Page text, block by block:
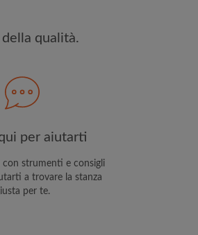
qualità.
per aiutarti
con strumenti e consigli
a trovare la stanza
per te.